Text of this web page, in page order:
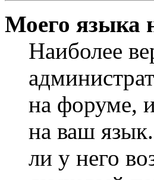
Моего языка
Наиболее
на форуме,
на ваш
ли у него